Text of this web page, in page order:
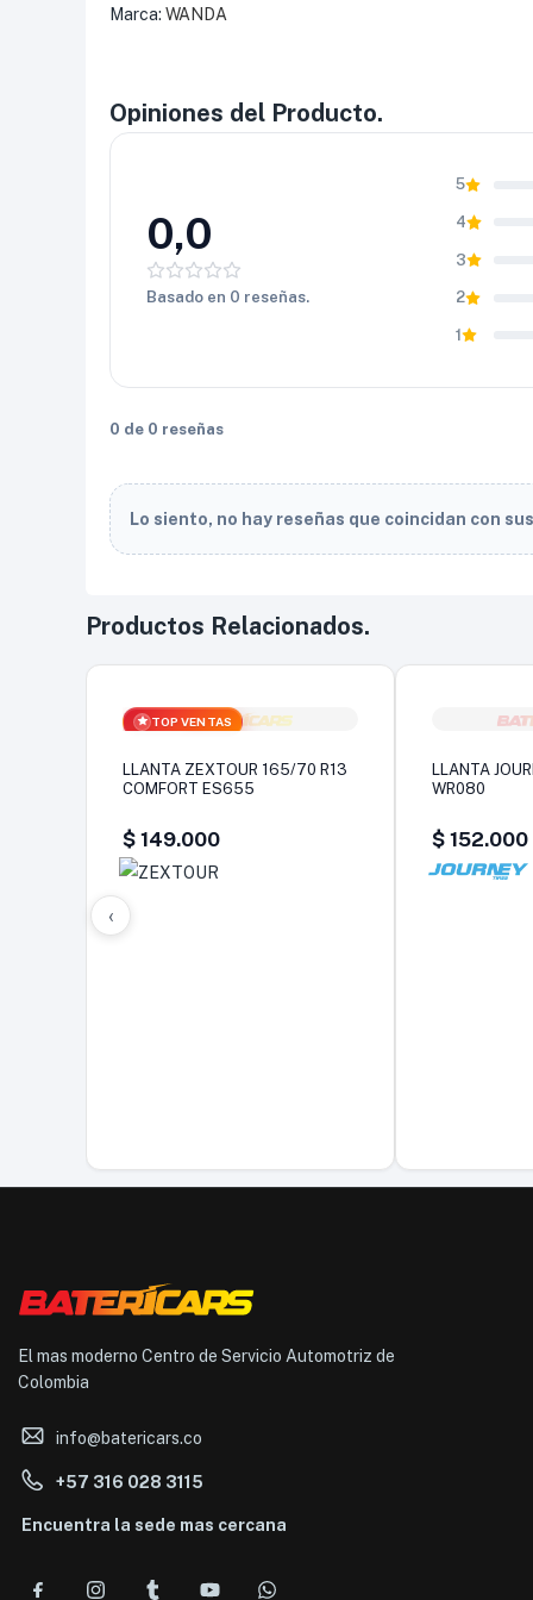
Marca: WANDA
Opiniones del Producto.
0,0
Basado en 0 reseñas.
5
4
3
2
1
0 de 0 reseñas
Lo siento, no hay reseñas que coincidan con
Productos Relacionados.
‹
TOP VENTAS
LLANTA ZEXTOUR 165/70 R13
COMFORT ES655
$ 149.000
LLANTA
WR080
$ 152.000
El mas moderno Centro de Servicio Automotriz de
Colombia
info@batericars.co
+57 316 028 3115
Encuentra la sede mas cercana